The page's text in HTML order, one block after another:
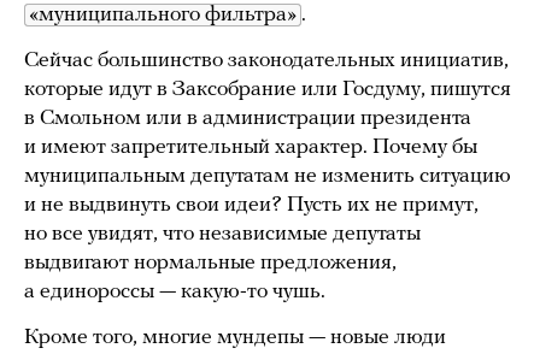
«муниципального фильтра» .
Сейчас большинство законодательных инициатив,
которые идут в Заксобрание или Госдуму, пишутся
в Смольном или в администрации президента
и имеют запретительный характер. Почему бы
муниципальным депутатам не изменить ситуацию
и не выдвинуть свои идеи? Пусть их не примут,
но все увидят, что независимые депутаты
выдвигают нормальные предложения,
а единороссы — какую-то чушь.
Кроме того, многие мундепы — новые люди